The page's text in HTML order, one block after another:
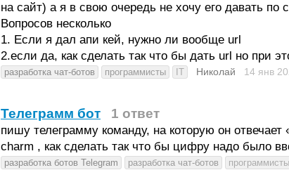
на сайт) а я в свою очередь не хочу его давать по
Вопросов несколько
1. Если я дал апи кей, нужно ли вообще url
2.если да, как сделать так что бы дать url но при
разработка чат-ботов программисты IT Николай 14 янв
Телеграмм бот 1 ответ
пишу телеграмму команду, на которую он
charm , как сделать так что бы цифру надо было
разработка ботов Telegram разработка чат-ботов программисты